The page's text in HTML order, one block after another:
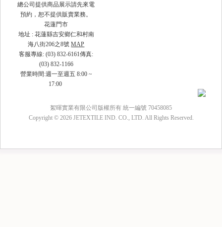
總公司提供商品展示請先來電
預約，恕不提供販賣業務。
花蓮門市
地址 : 花蓮縣吉安鄉仁和村南
海八街206之8號MAP
客服專線: (03) 832-6161傳真:
(03) 832-1166
營業時間:週一至週五 8:00 ~
17:00
絮暉實業有限公司版權所有 統一編號 70458085
Copyright © 2026 JETEXTILE IND. CO., LTD. All Rights Reserved.